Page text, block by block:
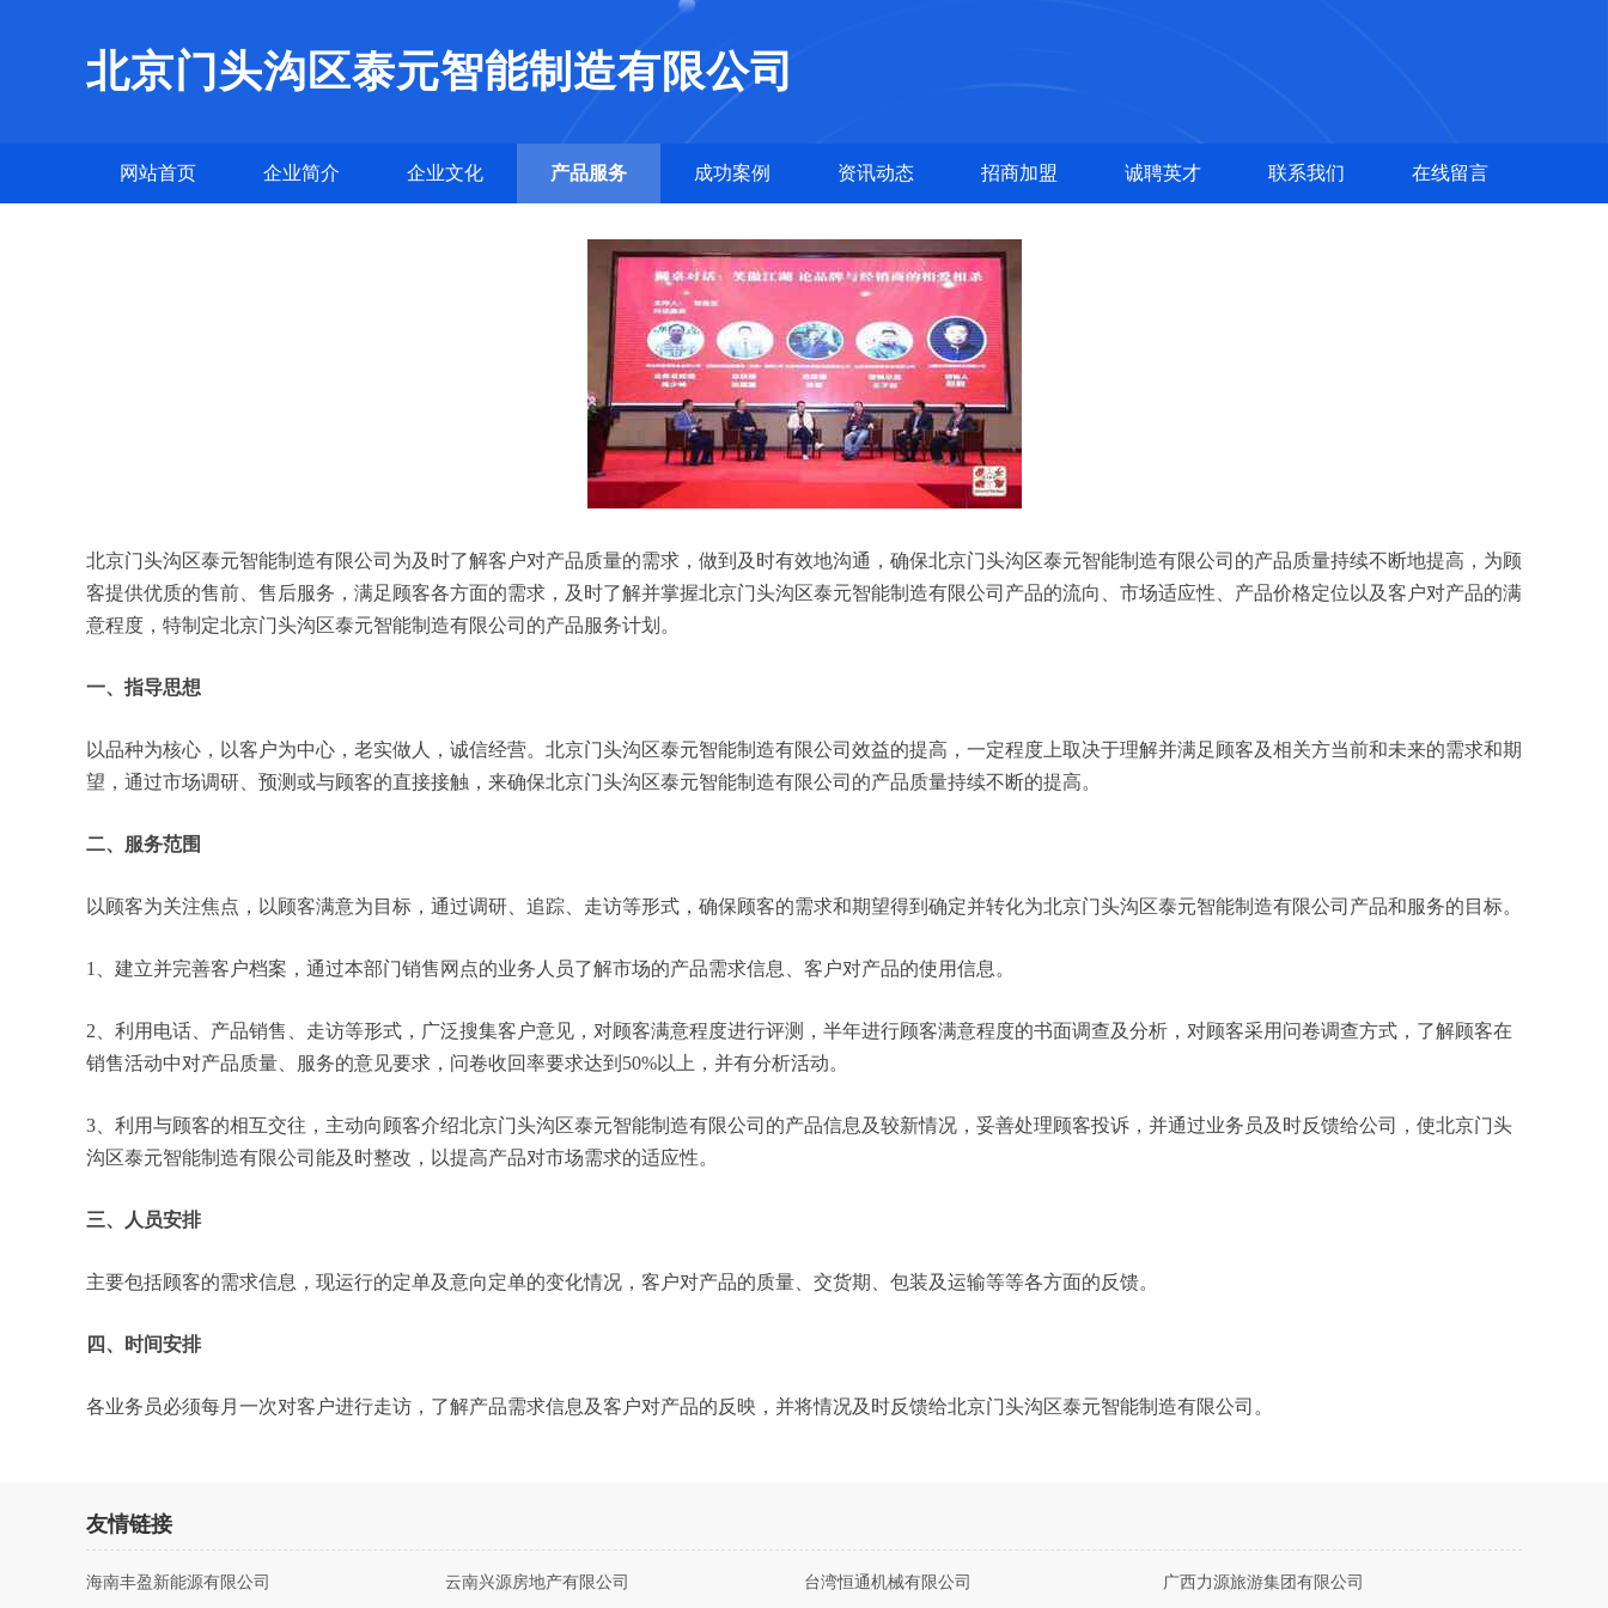
北京门头沟区泰元智能制造有限公司
网站首页 企业简介 企业文化 产品服务 成功案例 资讯动态 招商加盟 诚聘英才 联系我们 在线留言
北京门头沟区泰元智能制造有限公司为及时了解客户对产品质量的需求，做到及时有效地沟通，确保北京门头沟区泰元智能制造有限公司的产品质量持续不断地提高，为顾
客提供优质的售前、售后服务，满足顾客各方面的需求，及时了解并掌握北京门头沟区泰元智能制造有限公司产品的流向、市场适应性、产品价格定位以及客户对产品的满
意程度，特制定北京门头沟区泰元智能制造有限公司的产品服务计划。
一、指导思想
以品种为核心，以客户为中心，老实做人，诚信经营。北京门头沟区泰元智能制造有限公司效益的提高，一定程度上取决于理解并满足顾客及相关方当前和未来的需求和期
望，通过市场调研、预测或与顾客的直接接触，来确保北京门头沟区泰元智能制造有限公司的产品质量持续不断的提高。
二、服务范围
以顾客为关注焦点，以顾客满意为目标，通过调研、追踪、走访等形式，确保顾客的需求和期望得到确定并转化为北京门头沟区泰元智能制造有限公司产品和服务的目标。
1、建立并完善客户档案，通过本部门销售网点的业务人员了解市场的产品需求信息、客户对产品的使用信息。
2、利用电话、产品销售、走访等形式，广泛搜集客户意见，对顾客满意程度进行评测，半年进行顾客满意程度的书面调查及分析，对顾客采用问卷调查方式，了解顾客在
销售活动中对产品质量、服务的意见要求，问卷收回率要求达到50%以上，并有分析活动。
3、利用与顾客的相互交往，主动向顾客介绍北京门头沟区泰元智能制造有限公司的产品信息及较新情况，妥善处理顾客投诉，并通过业务员及时反馈给公司，使北京门头
沟区泰元智能制造有限公司能及时整改，以提高产品对市场需求的适应性。
三、人员安排
主要包括顾客的需求信息，现运行的定单及意向定单的变化情况，客户对产品的质量、交货期、包装及运输等等各方面的反馈。
四、时间安排
各业务员必须每月一次对客户进行走访，了解产品需求信息及客户对产品的反映，并将情况及时反馈给北京门头沟区泰元智能制造有限公司。
友情链接
海南丰盈新能源有限公司 云南兴源房地产有限公司 台湾恒通机械有限公司 广西力源旅游集团有限公司